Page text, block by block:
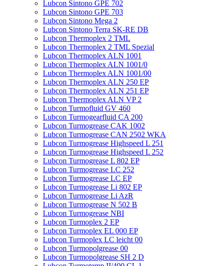
Lubcon Sintono GPE 702
Lubcon Sintono GPE 703
Lubcon Sintono Mega 2
Lubcon Sintono Terra SK-RE DB
Lubcon Thermoplex 2 TML
Lubcon Thermoplex 2 TML Spezial
Lubcon Thermoplex ALN 1001
Lubcon Thermoplex ALN 1001/0
Lubcon Thermoplex ALN 1001/00
Lubcon Thermoplex ALN 250 EP
Lubcon Thermoplex ALN 251 EP
Lubcon Thermoplex ALN VP 2
Lubcon Turmofluid GV 460
Lubcon Turmogearfluid CA 200
Lubcon Turmogrease CAK 1002
Lubcon Turmogrease CAN 2502 WKA
Lubcon Turmogrease Highspeed L 251
Lubcon Turmogrease Highspeed L 252
Lubcon Turmogrease L 802 EP
Lubcon Turmogrease LC 252
Lubcon Turmogrease LC EP
Lubcon Turmogrease Li 802 EP
Lubcon Turmogrease Li AzR
Lubcon Turmogrease N 502 B
Lubcon Turmogrease NBI
Lubcon Turmoplex 2 EP
Lubcon Turmoplex EL 000 EP
Lubcon Turmoplex LC leicht 00
Lubcon Turmopolgrease 00
Lubcon Turmopolgrease SH 2 D